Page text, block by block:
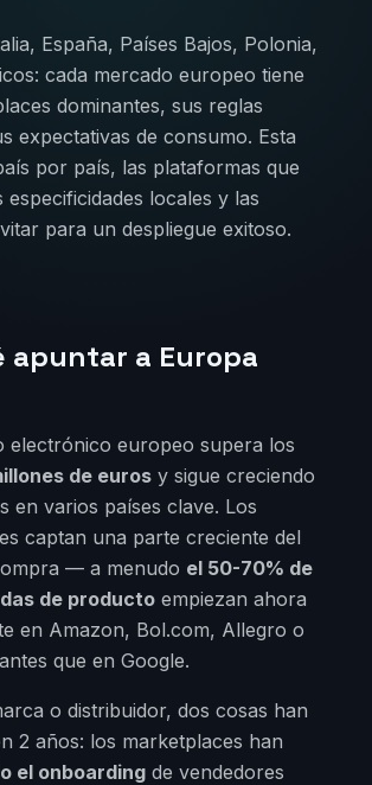
España, Países Bajos, Polonia,
cada mercado europeo tiene
dominantes, sus reglas
expectativas de consumo. Esta
por país, las plataformas que
especificidades locales y las
para un despliegue exitoso.
apuntar a Europa
electrónico europeo supera los
de euros y sigue creciendo
en varios países clave. Los
captan una parte creciente del
— a menudo el 50-70% de
de producto empiezan ahora
en Amazon, Bol.com, Allegro o
que en Google.
o distribuidor, dos cosas han
2 años: los marketplaces han
el onboarding de vendedores